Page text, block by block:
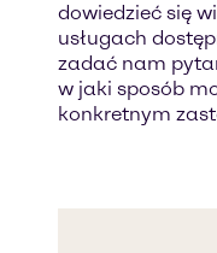
dowiedzieć się
usługach
zadać nam
w jaki sposób
konkretnym